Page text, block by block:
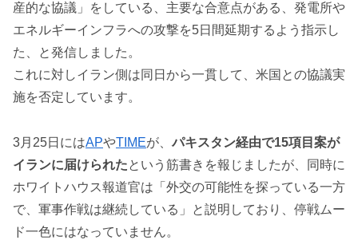
産的な協議」をしている、主要な合意点がある、発電所や
エネルギーインフラへの攻撃を5日間延期するよう指示し
た、と発信しました。
これに対しイラン側は同日から一貫して、米国との協議実
施を否定しています。
3月25日にはAPやTIMEが、 パキスタン経由で15項目案が
イランに届けられたという筋書きを報じましたが、同時に
ホワイトハウス報道官は「外交の可能性を探っている一方
で、軍事作戦は継続している」と説明しており、停戦ムー
ド一色にはなっていません。